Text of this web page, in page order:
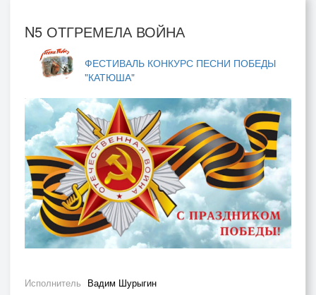
N5 ОТГРЕМЕЛА ВОЙНА
ФЕСТИВАЛЬ КОНКУРС ПЕСНИ ПОБЕДЫ
"КАТЮША"
Исполнитель Вадим Шурыгин